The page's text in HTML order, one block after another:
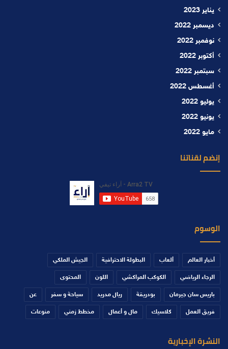
يناير 2023
ديسمبر 2022
نوفمبر 2022
أكتوبر 2022
سبتمبر 2022
أغسطس 2022
يوليو 2022
يونيو 2022
مايو 2022
إنضم لقناتنا
الوسوم
أخبار العالم ألعاب البطولة الاحترافية الجيش الملكي
الرجاء الرياضي الكوكب المراكشي اللون المحتوى
باريس سان جيرمان بودريقة ريال مدريد سياحة و سفر عن
فريق العمل كلاسيك مال و أعمال مخطط زمني منوعات
النشرة الإخبارية